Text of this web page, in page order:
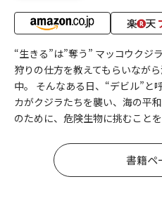
“生きる”は”奪う” マッコウクジ
狩りの仕方を教えてもらいなが
中。 そんなある日、“デビル”と
カがクジラたちを襲い、海の平
のために、危険生物に挑むこと
書籍ペ